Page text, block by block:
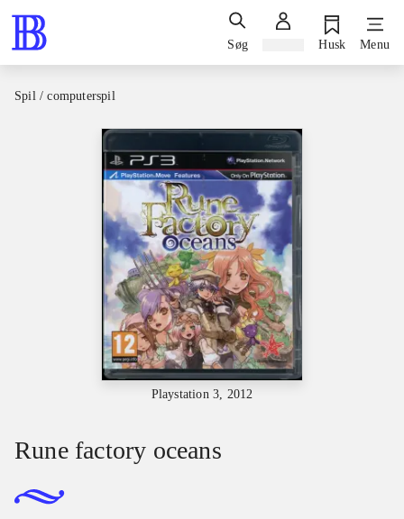
Søg Husk Menu
Spil / computerspil
Playstation 3, 2012
Rune factory oceans